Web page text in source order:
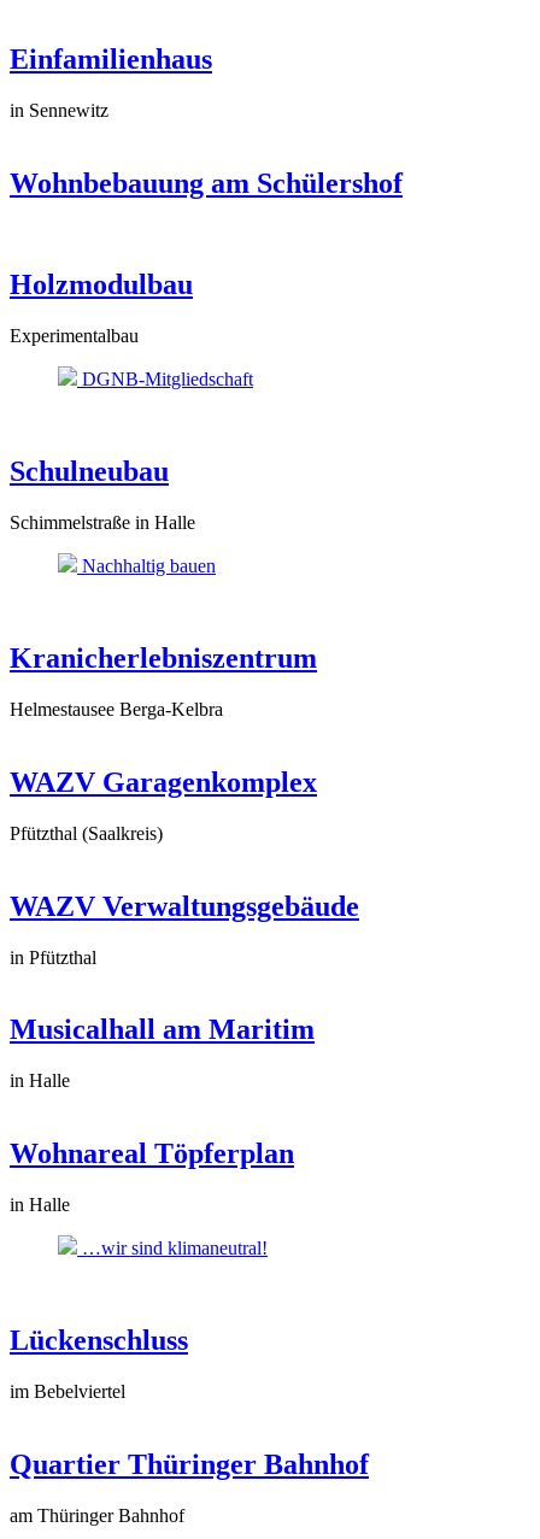
Einfamilienhaus
in Sennewitz
Wohnbebauung am Schülershof
Holzmodulbau
Experimentalbau
DGNB-Mitgliedschaft
Schulneubau
Schimmelstraße in Halle
Nachhaltig bauen
Kranicherlebniszentrum
Helmestausee Berga-Kelbra
WAZV Garagenkomplex
Pfützthal (Saalkreis)
WAZV Verwaltungsgebäude
in Pfützthal
Musicalhall am Maritim
in Halle
Wohnareal Töpferplan
in Halle
…wir sind klimaneutral!
Lückenschluss
im Bebelviertel
Quartier Thüringer Bahnhof
am Thüringer Bahnhof